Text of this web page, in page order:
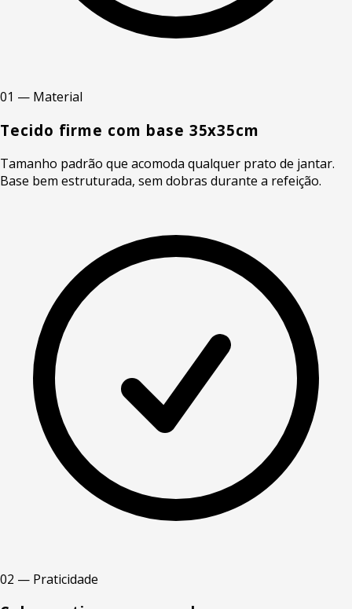
01 — Material
Tecido firme com base 35x35cm
Tamanho padrão que acomoda qualquer prato de jantar.
Base bem estruturada, sem dobras durante a refeição.
02 — Praticidade